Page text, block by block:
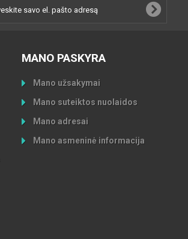
MANO PASKYRA
Mano užsakymai
Mano suteiktos nuolaidos
Mano adresai
Mano asmeninė informacija